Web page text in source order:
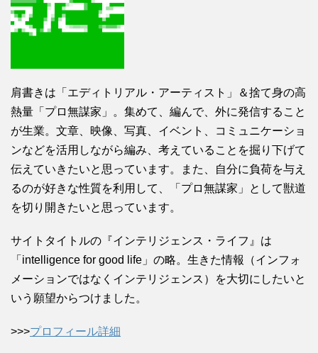
肩書きは「エディトリアル・アーティスト」＆捨て身の高
熱量「プロ無謀家」。集めて、編んで、外に発信すること
が生業。文章、映像、写真、イベント、コミュニケーショ
ンなどを活用しながら編み、考えていることを掘り下げて
伝えていきたいと思っています。また、自分に負荷を与え
るのが好きな性質を利用して、「プロ無謀家」として獣道
を切り開きたいと思っています。
サイトタイトルの『インテリジェンス・ライフ』は
「intelligence for good life」の略。生きた情報（インフォ
メーションではなくインテリジェンス）を大切にしたいと
いう願望からつけました。
>>>プロフィール詳細